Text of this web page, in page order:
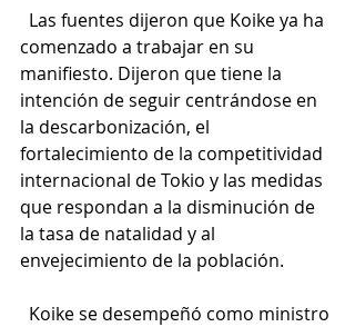
Las fuentes dijeron que Koike ya ha
comenzado a trabajar en su
manifiesto. Dijeron que tiene la
intención de seguir centrándose en
la descarbonización, el
fortalecimiento de la competitividad
internacional de Tokio y las medidas
que respondan a la disminución de
la tasa de natalidad y al
envejecimiento de la población.
Koike se desempeñó como ministro